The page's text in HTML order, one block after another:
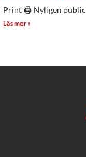
Print 🖨 Nyligen
Läs mer »